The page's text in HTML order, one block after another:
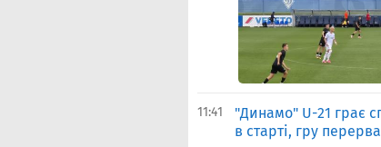
11:41
"Динамо" U-21 грає
в старті, гру